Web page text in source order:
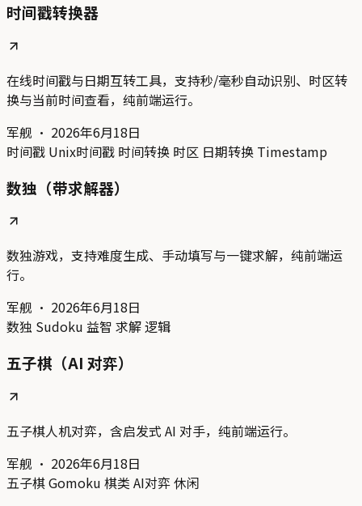
时间戳转换器
在线时间戳与日期互转工具，支持秒/毫秒自动识别、时区转
换与当前时间查看，纯前端运行。
军舰 · 2026年6月18日
时间戳 Unix时间戳 时间转换 时区 日期转换 Timestamp
数独（带求解器）
数独游戏，支持难度生成、手动填写与一键求解，纯前端运
行。
军舰 · 2026年6月18日
数独 Sudoku 益智 求解逻辑
五子棋（AI 对弈）
五子棋人机对弈，含启发式 AI 对手，纯前端运行。
军舰 · 2026年6月18日
五子棋Gomoku 棋类 AI对弈休闲